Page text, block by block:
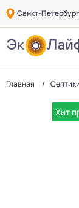
Санкт-
Главная
Хит